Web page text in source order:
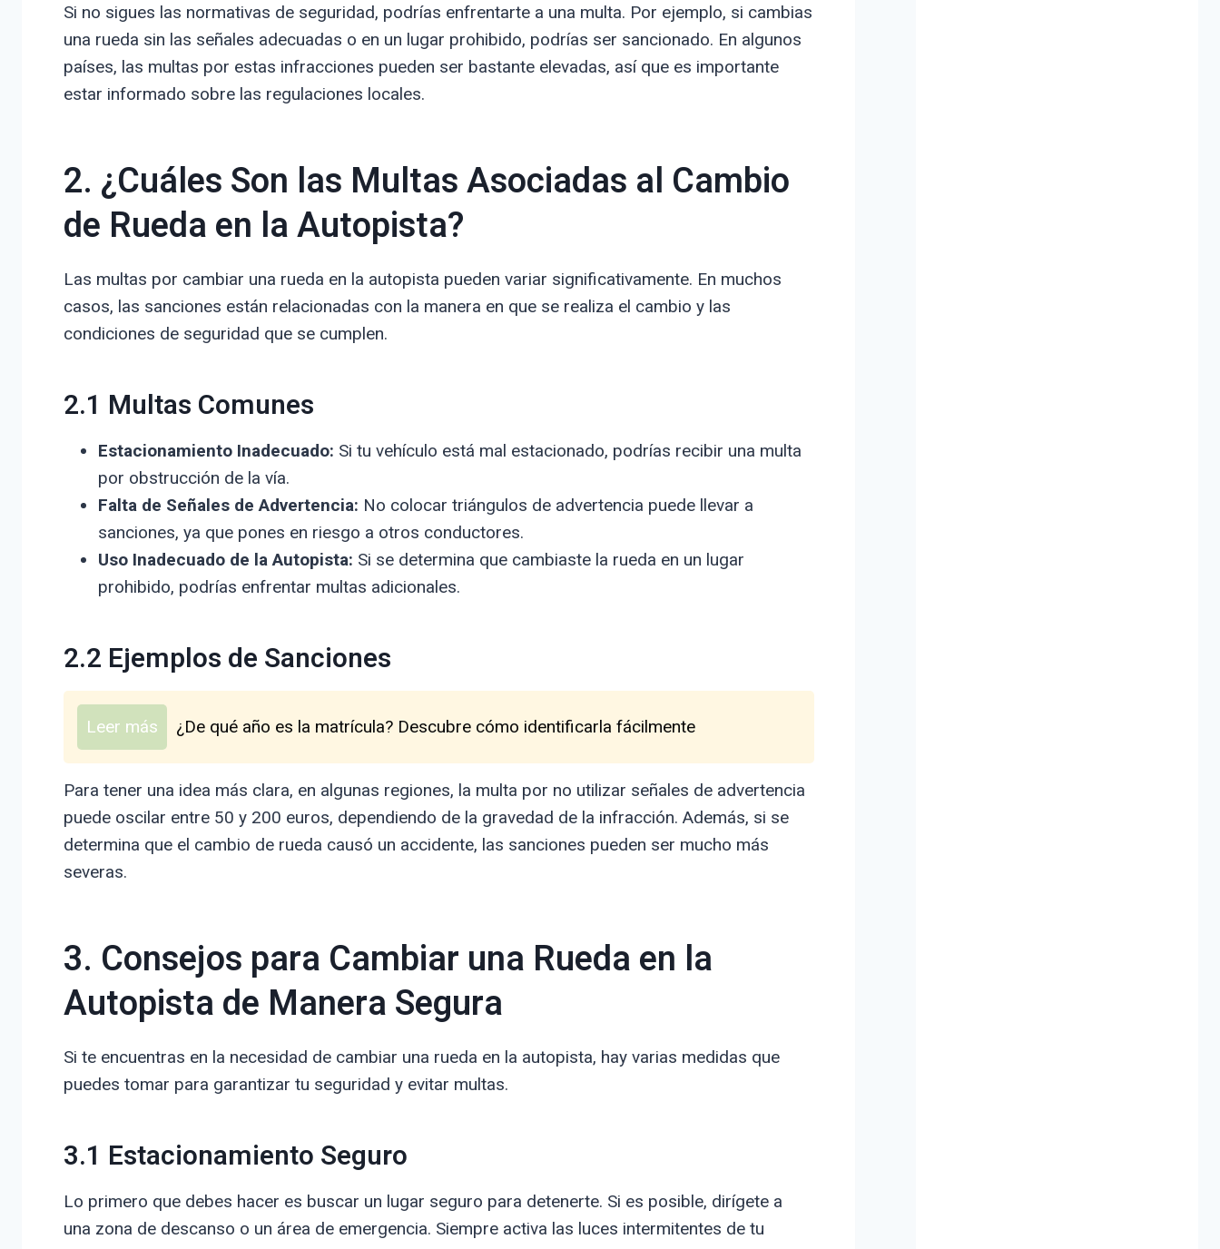
Si no sigues las normativas de seguridad, podrías enfrentarte a una multa. Por ejemplo, si cambias
una rueda sin las señales adecuadas o en un lugar prohibido, podrías ser sancionado. En algunos
países, las multas por estas infracciones pueden ser bastante elevadas, así que es importante
estar informado sobre las regulaciones locales.
2. ¿Cuáles Son las Multas Asociadas al Cambio
de Rueda en la Autopista?
Las multas por cambiar una rueda en la autopista pueden variar significativamente. En muchos
casos, las sanciones están relacionadas con la manera en que se realiza el cambio y las
condiciones de seguridad que se cumplen.
2.1 Multas Comunes
Estacionamiento Inadecuado: Si tu vehículo está mal estacionado, podrías recibir una multa
por obstrucción de la vía.
Falta de Señales de Advertencia: No colocar triángulos de advertencia puede llevar a
sanciones, ya que pones en riesgo a otros conductores.
Uso Inadecuado de la Autopista: Si se determina que cambiaste la rueda en un lugar
prohibido, podrías enfrentar multas adicionales.
2.2 Ejemplos de Sanciones
Leer más ¿De qué año es la matrícula? Descubre cómo identificarla fácilmente
Para tener una idea más clara, en algunas regiones, la multa por no utilizar señales de advertencia
puede oscilar entre 50 y 200 euros, dependiendo de la gravedad de la infracción. Además, si se
determina que el cambio de rueda causó un accidente, las sanciones pueden ser mucho más
severas.
3. Consejos para Cambiar una Rueda en la
Autopista de Manera Segura
Si te encuentras en la necesidad de cambiar una rueda en la autopista, hay varias medidas que
puedes tomar para garantizar tu seguridad y evitar multas.
3.1 Estacionamiento Seguro
Lo primero que debes hacer es buscar un lugar seguro para detenerte. Si es posible, dirígete a
una zona de descanso o un área de emergencia. Siempre activa las luces intermitentes de tu